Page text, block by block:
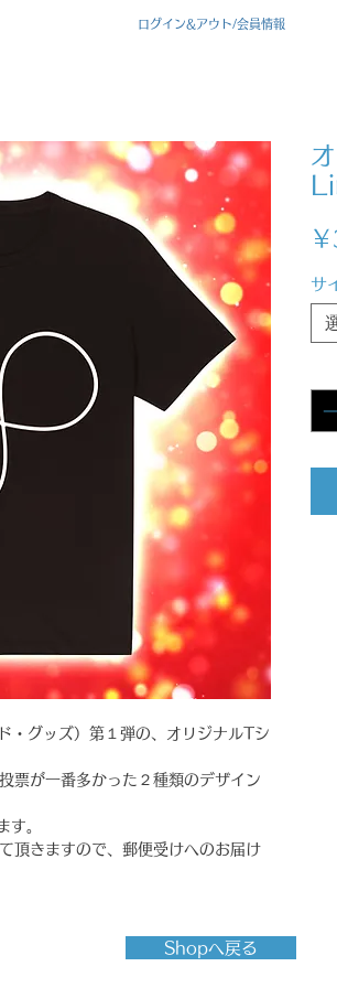
ログイン&アウト/会員情報
・グッズ）第１弾の、オリジナルTシ
票が一番多かった２種類のデザイン
す。
頂きますので、郵便受けへのお届け
サ
Shopへ戻る